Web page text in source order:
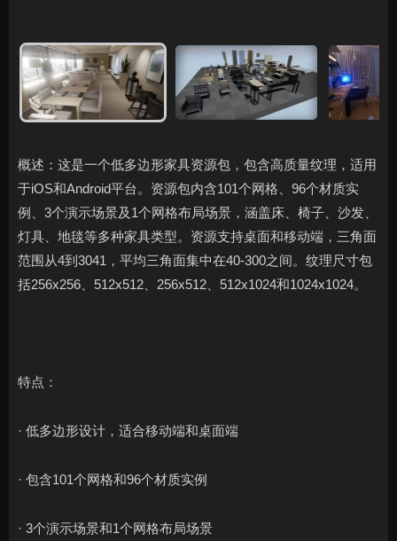
概述：这是一个低多边形家具资源包，包含高质量纹理，适用
于iOS和Android平台。资源包内含101个网格、96个材质实
例、3个演示场景及1个网格布局场景，涵盖床、椅子、沙发、
灯具、地毯等多种家具类型。资源支持桌面和移动端，三角面
范围从4到3041，平均三角面集中在40-300之间。纹理尺寸包
括256x256、512x512、256x512、512x1024和1024x1024。
特点：
· 低多边形设计，适合移动端和桌面端
· 包含101个网格和96个材质实例
· 3个演示场景和1个网格布局场景